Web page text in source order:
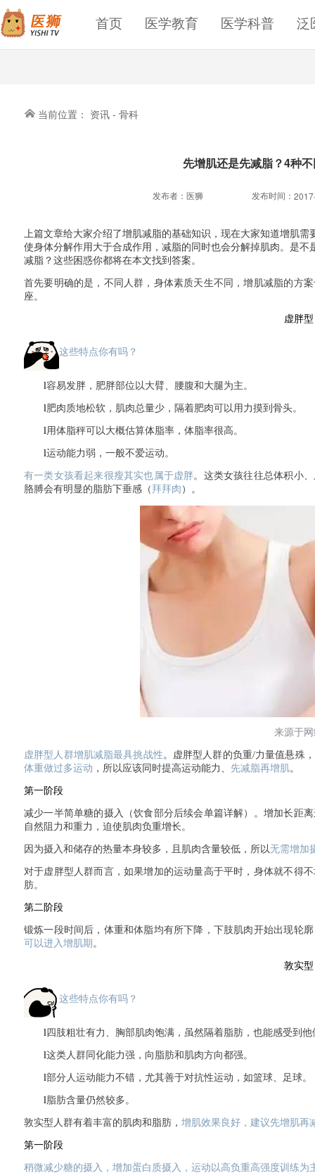
首页 医学教育 医学科普 泛
当前位置： 资讯 - 骨科
先增肌还是先减脂？4种
发布者： 医狮 发布时间：
上篇文章给大家介绍了增肌减脂的基础知识，现在大家知道增肌
使身体分解作用大于合成作用，减脂的同时也会分解掉肌肉。是
减脂？这些困惑你都将在本文找到答案。
首先要明确的是，不同人群，身体素质天生不同，增肌减脂的方
座。
虚胖型
这些特点你有吗？
l容易发胖，肥胖部位以大臂、腰腹和大腿为主。
l肥肉质地松软，肌肉总量少，隔着肥肉可以用力摸到骨头。
l用体脂秤可以大概估算体脂率，体脂率很高。
l运动能力弱，一般不爱运动。
有一类女孩看起来很瘦其实也属于虚胖。这类女孩往往总体积小
胳膊会有明显的脂肪下垂感（ 拜拜肉 ）。
来源于
虚胖型人群增肌减脂最具挑战性。虚胖型人群的负重/力量值悬殊
体重做过多运动 ，所以应该同时提高运动能力、 先减脂再增肌。
第一阶段
减少一半简单糖的摄入（饮食部分后续会单篇详解）。增加长距
自然阻力和重力，迫使肌肉负重增长。
因为摄入和储存的热量本身较多，且肌肉含量较低，所以无需增加
对于虚胖型人群而言，如果增加的运动量高于平时，身体就不得
肪。
第二阶段
锻炼一段时间后，体重和体脂均有所下降，下肢肌肉开始出现轮
可以进入增肌期 。
敦实型
这些特点你有吗？
l四肢粗壮有力、胸部肌肉饱满，虽然隔着脂肪，也能感受到
l这类人群同化能力强，向脂肪和肌肉方向都强。
l部分人运动能力不错，尤其善于对抗性运动，如篮球、足球。
l脂肪含量仍然较多。
敦实型人群有着丰富的肌肉和脂肪， 增肌效果良好，建议先增肌再
第一阶段
稍微减少糖的摄入，增加蛋白质摄入，运动以高负重高强度训练为